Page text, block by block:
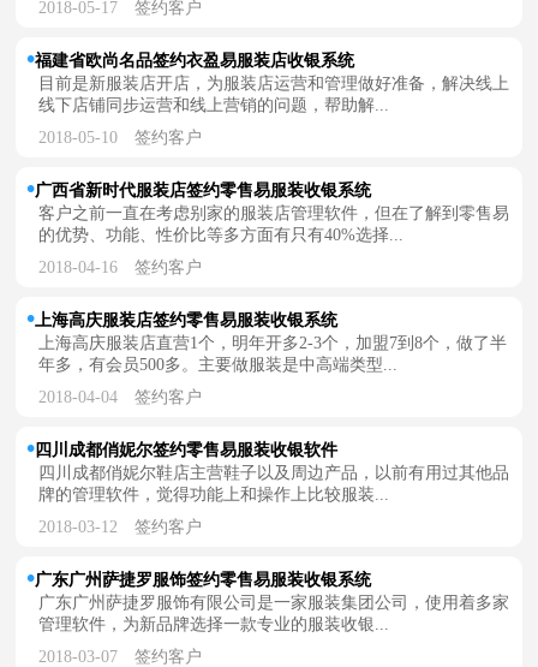
2018-05-17 签约客户
福建省欧尚名品签约衣盈易服装店收银系统
目前是新服装店开店，为服装店运营和管理做好准备，解决线上
线下店铺同步运营和线上营销的问题，帮助解...
2018-05-10 签约客户
广西省新时代服装店签约零售易服装收银系统
客户之前一直在考虑别家的服装店管理软件，但在了解到零售易
的优势、功能、性价比等多方面有只有40%选择...
2018-04-16 签约客户
上海高庆服装店签约零售易服装收银系统
上海高庆服装店直营1个，明年开多2-3个，加盟7到8个，做了半
年多，有会员500多。主要做服装是中高端类型...
2018-04-04 签约客户
四川成都俏妮尔签约零售易服装收银软件
四川成都俏妮尔鞋店主营鞋子以及周边产品，以前有用过其他品
牌的管理软件，觉得功能上和操作上比较服装...
2018-03-12 签约客户
广东广州萨捷罗服饰签约零售易服装收银系统
广东广州萨捷罗服饰有限公司是一家服装集团公司，使用着多家
管理软件，为新品牌选择一款专业的服装收银...
2018-03-07 签约客户